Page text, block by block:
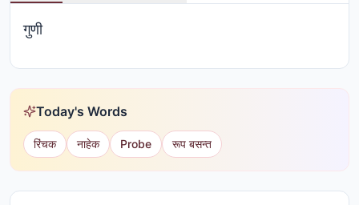
गुणी
Today's Words
रिंचक नाहेक Probe रूप बसन्त